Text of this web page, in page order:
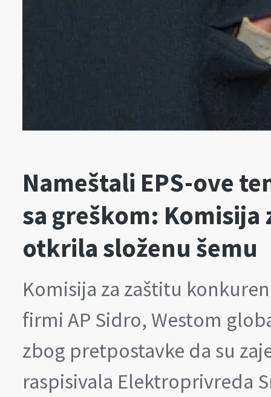
Nameštali EPS-ove
sa greškom:
otkrila složenu šemu
Komisija za zaštitu
firmi AP Sidro, Westom
zbog pretpostavke da su
raspisivala Elektroprivreda